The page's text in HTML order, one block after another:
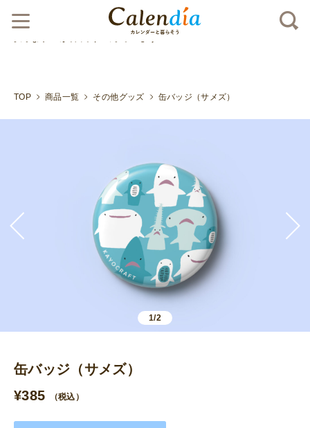
クリックポスト対応商品 ジンベイザメにシュモクザメ、
いろんなサメが仲良く並んでいます">
TOP 商品一覧 その他グッズ 缶バッジ（サメズ）
1/2
缶バッジ（サメズ）
¥385 （税込）